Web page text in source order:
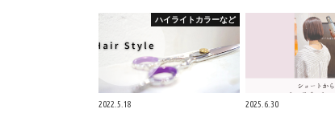
ハイライトカラーなど
2022.5.18 2025.6.30